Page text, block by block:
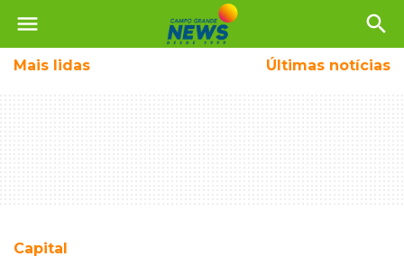
menu search
Mais lidas Últimas notícias
Capital